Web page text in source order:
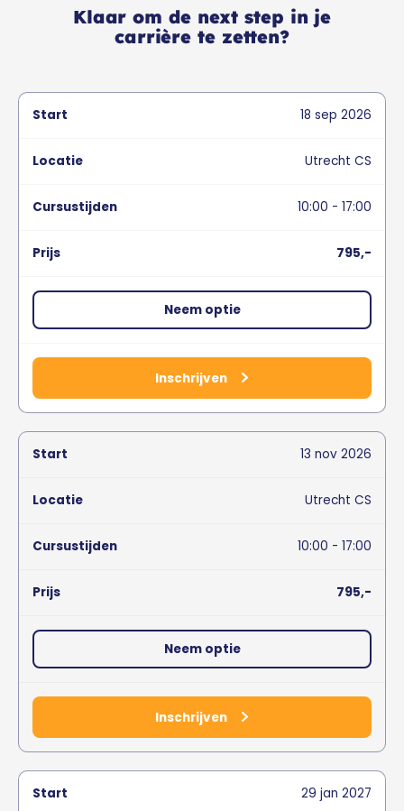
Klaar om de next step in je
carrière te zetten?
18 sep 2026
Utrecht CS
10:00 - 17:00
795,-
Neem optie
Inschrijven
13 nov 2026
Utrecht CS
10:00 - 17:00
795,-
Neem optie
Inschrijven
29 jan 2027